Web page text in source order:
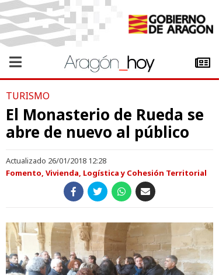
TURISMO
El Monasterio de Rueda se
abre de nuevo al público
Actualizado 26/01/2018 12:28
Fomento, Vivienda, Logística y Cohesión Territorial